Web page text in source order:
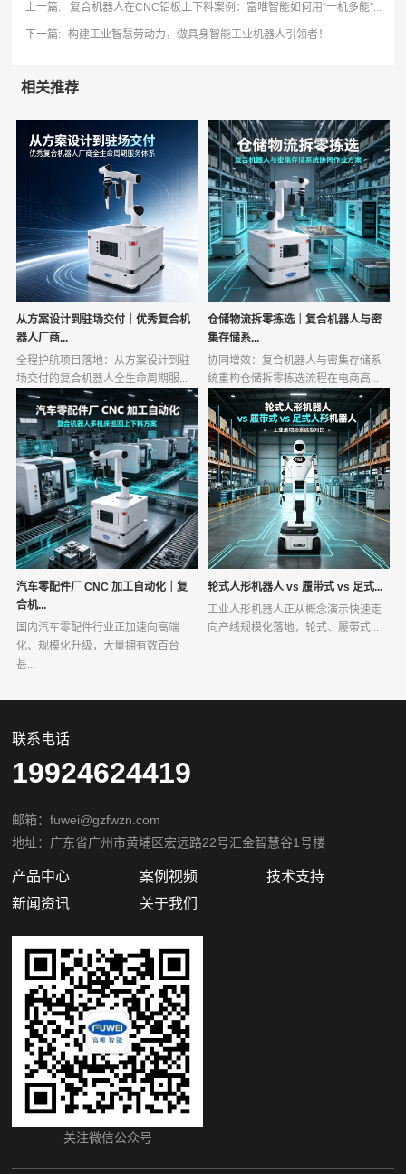
上一篇: 复合机器人在CNC铝板上下料案例：富唯智能如何用“一机多能”...
下一篇: ​构建工业智慧劳动力，做具身智能工业机器人引领者！
相关推荐
从方案设计到驻场交付｜优秀复合机
器人厂商...
全程护航项目落地：从方案设计到驻
场交付的复合机器人全生命周期服...
仓储物流拆零拣选｜复合机器人与密
集存储系...
协同增效：复合机器人与密集存储系
统重构仓储拆零拣选流程在电商高...
汽车零配件厂 CNC 加工自动化｜复
合机...
国内汽车零配件行业正加速向高端
化、规模化升级，大量拥有数百台
甚...
轮式人形机器人 vs 履带式 vs 足式...
工业人形机器人正从概念演示快速走
向产线规模化落地，轮式、履带式...
联系电话
19924624419
邮箱：fuwei@gzfwzn.com
地址：广东省广州市黄埔区宏远路22号汇金智慧谷1号楼
产品中心 案例视频
技术支持
新闻资讯
关于我们
关注微信公众号